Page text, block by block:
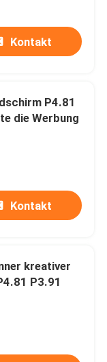
Kontakt
P4.81
die Werbung
Kontakt
kreativer
P3.91